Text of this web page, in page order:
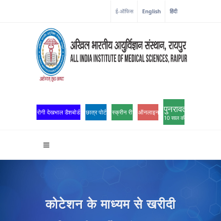
ई-ऑफिस English हिंदी
रोगी देखभाल डैशबोर्ड छात्र पोर्टल स्क्रीन रीडर एक्सेसऑनलाइन ओपीडी पंजीकरण
पुनरावर्तन
10 साल की उत्कृष्टता
कोटेशन के माध्यम से खरीदी